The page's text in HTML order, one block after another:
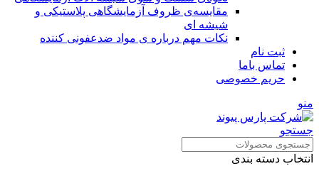
مقایسه‌ی ظروف آزمایشگاهی پلاستیکی و
شیشه ای
نکات مهم درباره ی مواد ضدعفونی کننده
ثبت نام
تماس باما
حریم خصوصی
منو
جستجو
انتخاب دسته بندی